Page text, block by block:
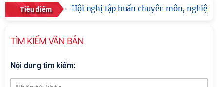
Tiêu điểm Hội nghị tập huấn chuyên môn, nghiệp vụ
TÌM KIẾM VĂN BẢN
Nội dung tìm kiếm: